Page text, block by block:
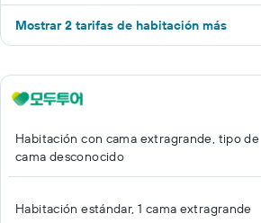
Mostrar 2 tarifas de habitación más
Habitación con cama extragrande, tipo de
cama desconocido
Habitación estándar, 1 cama extragrande